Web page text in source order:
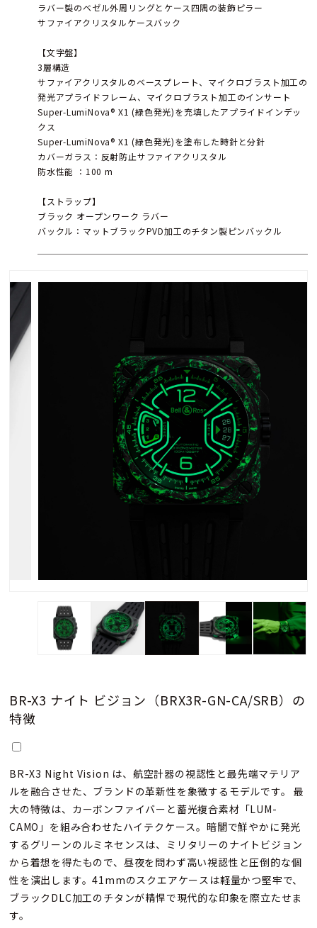
BR-X3 ナイト ビジョン（BRX3R-GN-CA/SRB）の
特徴
BR-X3 Night Vision は、航空計器の視認性と最先端マテリア
ルを融合させた、ブランドの革新性を象徴するモデルです。 最
大の特徴は、カーボンファイバーと蓄光複合素材「LUM-
CAMO」を組み合わせたハイテクケース。暗闇で鮮やかに発光
するグリーンのルミネセンスは、ミリタリーのナイトビジョン
から着想を得たもので、昼夜を問わず高い視認性と圧倒的な個
性を演出します。41mmのスクエアケースは軽量かつ堅牢で、
ブラックDLC加工のチタンが精悍で現代的な印象を際立たせま
す。
ラバー製のベゼル外周リングとケース四隅の装飾ピラー
サファイアクリスタルケースバック
【文字盤】
3層構造
サファイアクリスタルのベースプレート、マイクロブラスト加工の
発光アプライドフレーム、マイクロブラスト加工のインサート
Super-LumiNova® X1 (緑色発光)を充填したアプライドインデッ
クス
Super-LumiNova® X1 (緑色発光)を塗布した時針と分針
カバーガラス：反射防止サファイアクリスタル
防水性能 ：100 m
【ストラップ】
ブラック オープンワーク ラバー
バックル：マットブラックPVD加工のチタン製ピンバックル